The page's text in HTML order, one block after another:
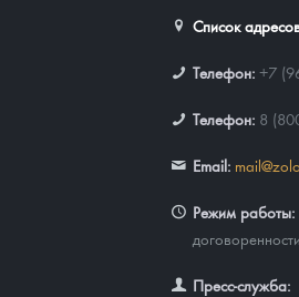
Список
Телефон: +7
Телефон: 8
Email:
Режим работы:
Пресс-служба: